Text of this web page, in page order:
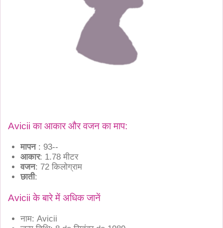
Avicii का आकार और वजन का माप:
मापन: 93--
आकार: 1.78 मीटर
वजन: 72 किलोग्राम
छाती:
Avicii के बारे में अधिक जानें
नाम: Avicii